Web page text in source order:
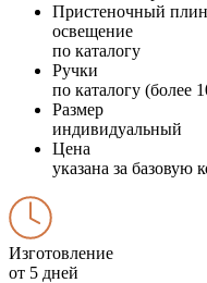
Пристеночный
освещение
по каталогу
Ручки
по каталогу (более
Размер
индивидуальный
Цена
указана за базовую
Изготовление
от 5 дней